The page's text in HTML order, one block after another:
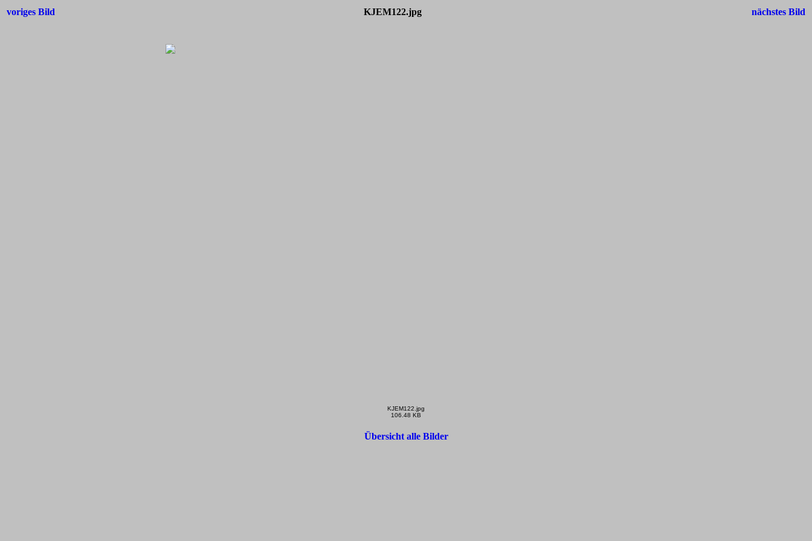
voriges Bild KJEM122.jpg nächstes Bild
KJEM122.jpg
106.48 KB
Übersicht alle Bilder